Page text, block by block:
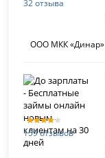
32 отзыва
ООО МКК «Динар»
159 отзывов